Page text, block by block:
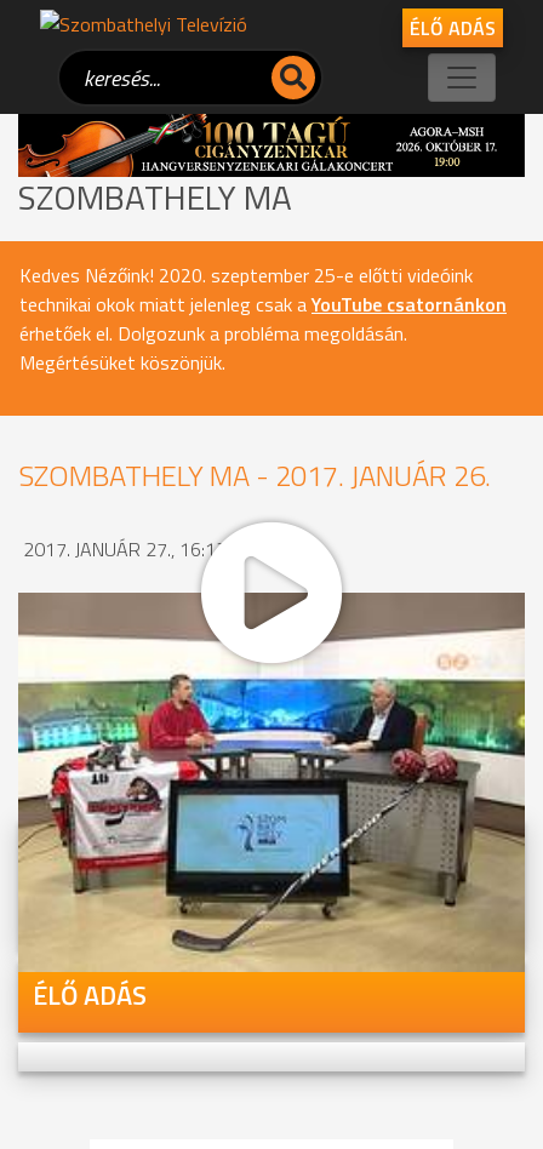
ÉLŐ ADÁS
SZOMBATHELY MA
Kedves Nézőink! 2020. szeptember 25-e előtti videóink
technikai okok miatt jelenleg csak aYouTube csatornánkon
érhetőek el. Dolgozunk a probléma megoldásán.
Megértésüket köszönjük.
SZOMBATHELY MA - 2017. JANUÁR 26.
2017. JANUÁR 27., 16:12
Videóink megtekinthetőek
Youtube-csatornánkon is!
ÉLŐ ADÁS